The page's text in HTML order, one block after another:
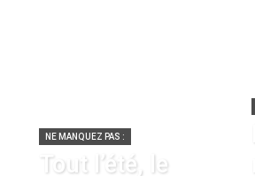
NE MANQUEZ PAS :
Tout l’été, le